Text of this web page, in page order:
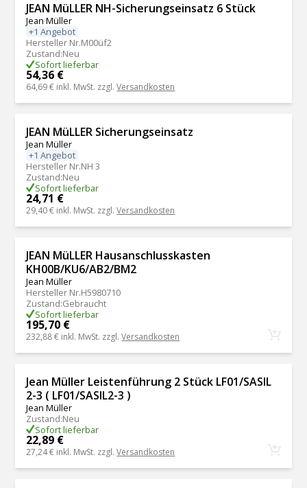
JEAN MüLLER NH-Sicherungseinsatz 6 Stück
Jean Müller
+1 Angebot
Hersteller Nr.M00üf2
Zustand:Neu
Sofort lieferbar
54,36 €
64,69 € inkl. MwSt. zzgl.Versandkosten
JEAN MüLLER Sicherungseinsatz
Jean Müller
+1 Angebot
Hersteller Nr.NH 3
Zustand:Neu
Sofort lieferbar
24,71 €
29,40 € inkl. MwSt. zzgl.Versandkosten
JEAN MüLLER Hausanschlusskasten
KH00B/KU6/AB2/BM2
Jean Müller
Hersteller Nr.H5980710
Zustand:Gebraucht
Sofort lieferbar
195,70 €
232,88 € inkl. MwSt. zzgl.Versandkosten
Jean Müller Leistenführung 2 Stück LF01/SASIL
2-3 ( LF01/SASIL2-3 )
Jean Müller
Zustand:Neu
Sofort lieferbar
22,89 €
27,24 € inkl. MwSt. zzgl.Versandkosten